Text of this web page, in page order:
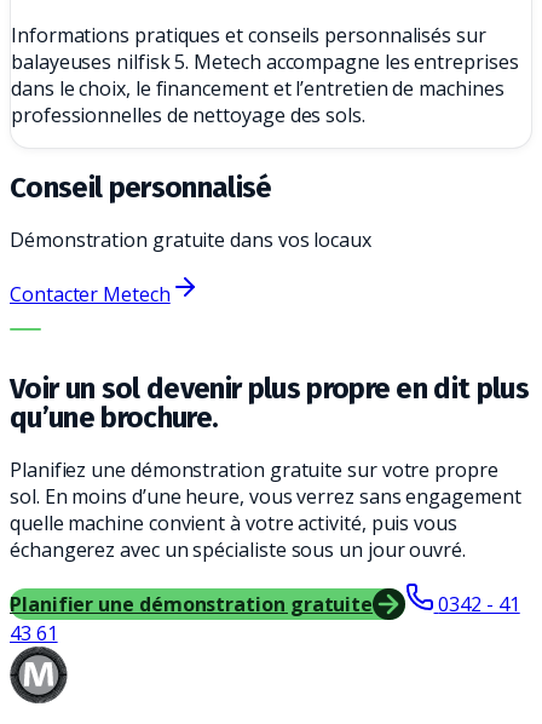
Informations pratiques et conseils personnalisés sur
balayeuses nilfisk 5. Metech accompagne les entreprises
dans le choix, le financement et l’entretien de machines
professionnelles de nettoyage des sols.
Conseil personnalisé
Démonstration gratuite dans vos locaux
Contacter Metech
LA BONNE MACHINE. LE MEILLEUR SERVICE.
Voir un sol devenir plus propre en dit plus
qu’une brochure.
Planifiez une démonstration gratuite sur votre propre
sol. En moins d’une heure, vous verrez sans engagement
quelle machine convient à votre activité, puis vous
échangerez avec un spécialiste sous un jour ouvré.
Planifier une démonstration gratuite
0342 - 41
43 61